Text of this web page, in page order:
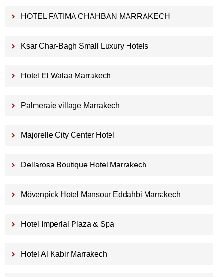
HOTEL FATIMA CHAHBAN MARRAKECH
Ksar Char-Bagh Small Luxury Hotels
Hotel El Walaa Marrakech
Palmeraie village Marrakech
Majorelle City Center Hotel
Dellarosa Boutique Hotel Marrakech
Mövenpick Hotel Mansour Eddahbi Marrakech
Hotel Imperial Plaza & Spa
Hotel Al Kabir Marrakech